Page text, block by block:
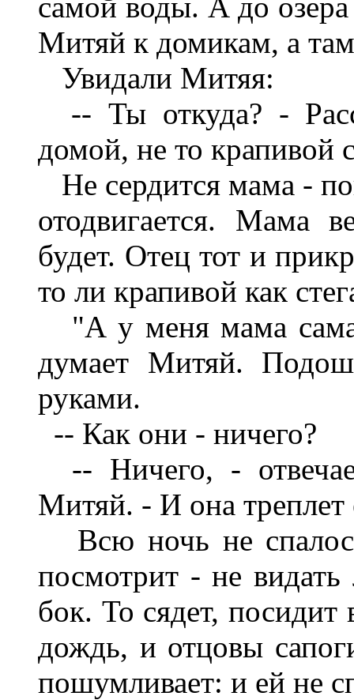
Митяй к домикам, а
Увидали Митяя:
-- Ты откуда? -
домой, не то крапивой
Не сердится мама -
отодвигается. Мама
будет. Отец тот и
то ли крапивой как
"А у меня мама
думает Митяй.
руками.
-- Как они - ничего?
-- Ничего, -
Митяй. - И она треплет
Всю ночь не
посмотрит - не
бок. То сядет,
дождь, и отцовы
пошумливает: и ей не